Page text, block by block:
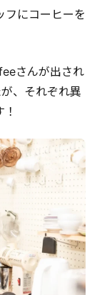
フにコーヒーを
さんが出され
、それぞれ異